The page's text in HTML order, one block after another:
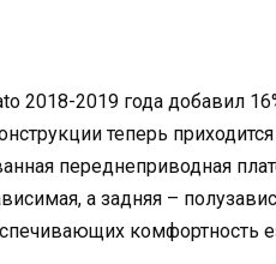
2018-2019 года добавил
теперь
переднеприводная
а задняя –
комфортность